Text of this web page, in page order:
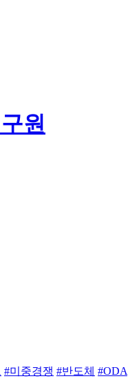
#미중경쟁 #반도체 #ODA